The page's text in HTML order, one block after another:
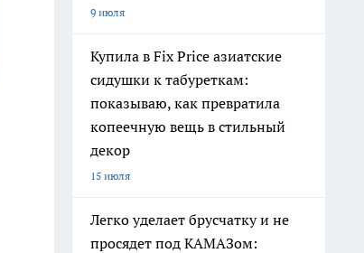
9 июля
Купила в Fix Price азиатские
сидушки к табуреткам:
показываю, как превратила
копеечную вещь в стильный
декор
15 июля
Легко уделает брусчатку и не
просядет под КАМАЗом: